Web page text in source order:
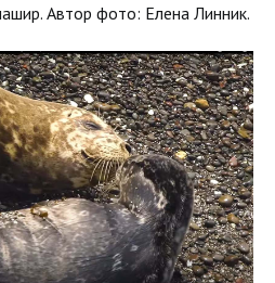
Автор фото: Елена Линник.